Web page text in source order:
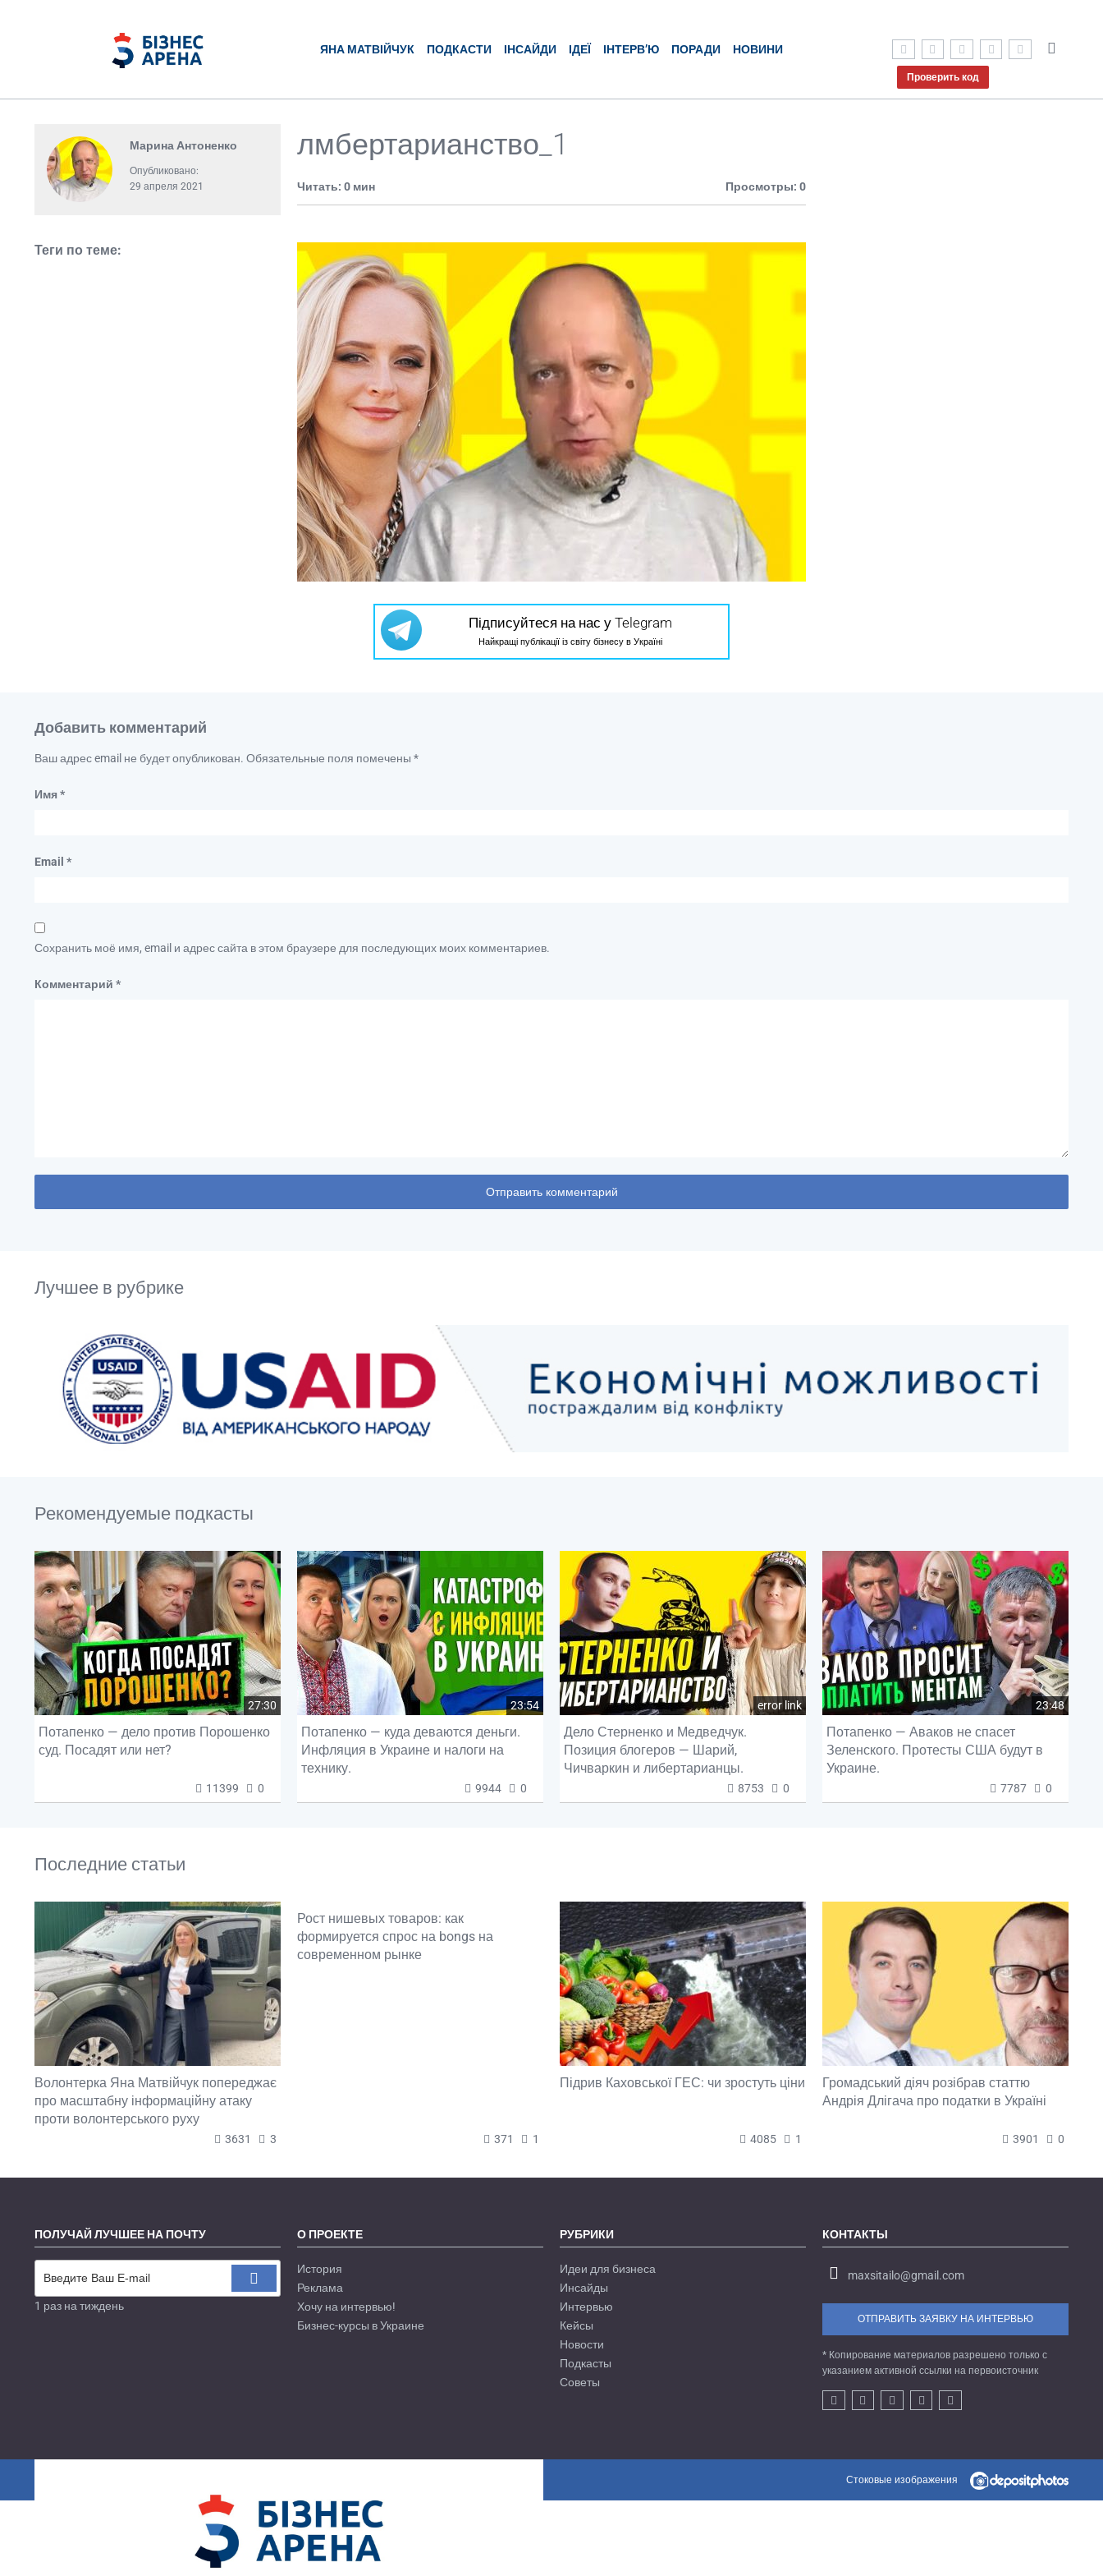
ЯНА МАТВІЙЧУК ПОДКАСТИ ІНСАЙДИ ІДЕЇ ІНТЕРВ’Ю ПОРАДИ НОВИНИ
Проверить код
Марина Антоненко
Опубликовано:
29 апреля 2021
Теги по теме:
лмбертарианство_1
Читать: 0 мин Просмотры: 0
Підписуйтеся на нас у Telegram
Найкращі публікації із світу бізнесу в Україні
Добавить комментарий
Ваш адрес email не будет опубликован. Обязательные поля помечены *
Имя*
Email *
Сохранить моё имя, email и адрес сайта в этом браузере для последующих моих комментариев.
Комментарий *
Лучшее в рубрике
Рекомендуемые подкасты
27:30
Потапенко — дело против Порошенко
суд. Посадят или нет?
11399 0
23:54
Потапенко — куда деваются деньги.
Инфляция в Украине и налоги на
технику.
9944 0
error link
Дело Стерненко и Медведчук.
Позиция блогеров — Шарий,
Чичваркин и либертарианцы.
8753 0
23:48
Потапенко — Аваков не спасет
Зеленского. Протесты США будут в
Украине.
7787 0
Последние статьи
Волонтерка Яна Матвійчук попереджає
про масштабну інформаційну атаку
проти волонтерського руху
3631 3
Рост нишевых товаров: как
формируется спрос на bongs на
современном рынке
371 1
Підрив Каховської ГЕС: чи зростуть ціни
4085 1
Громадський діяч розібрав статтю
Андрія Длігача про податки в Україні
3901 0
ПОЛУЧАЙ ЛУЧШЕЕ НА ПОЧТУ
1 раз на тиждень
О ПРОЕКТЕ
История
Реклама
Хочу на интервью!
Бизнес-курсы в Украине
РУБРИКИ
Идеи для бизнеса
Инсайды
Интервью
Кейсы
Новости
Подкасты
Советы
КОНТАКТЫ
maxsitailo@gmail.com
ОТПРАВИТЬ ЗАЯВКУ НА ИНТЕРВЬЮ
* Копирование материалов разрешено только с
указанием активной ссылки на первоисточник
Стоковые изображения